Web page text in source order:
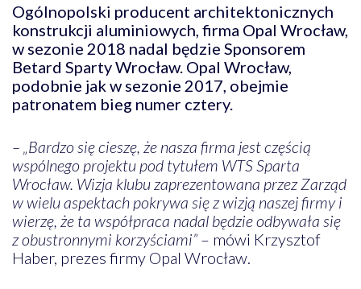
Ogólnopolski producent architektonicznych
konstrukcji aluminiowych, firma Opal Wrocław,
w sezonie 2018 nadal będzie Sponsorem
Betard Sparty Wrocław. Opal Wrocław,
podobnie jak w sezonie 2017, obejmie
patronatem bieg numer cztery.
– „Bardzo się cieszę, że nasza firma jest częścią
wspólnego projektu pod tytułem WTS Sparta
Wrocław. Wizja klubu zaprezentowana przez Zarząd
w wielu aspektach pokrywa się z wizją naszej firmy i
wierzę, że ta współpraca nadal będzie odbywała się
z obustronnymi korzyściami”– mówi Krzysztof
Haber, prezes firmy Opal Wrocław.